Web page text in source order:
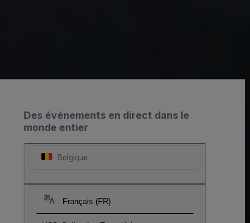
Des événements en direct dans le
monde entier
Belgique
Français (FR)